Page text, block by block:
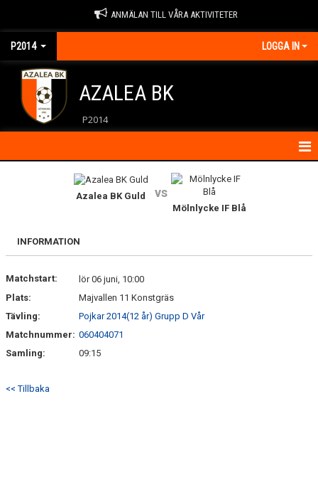
ANMÄLAN TILL VÅRA AKTIVITETER
P2014 LOGGA IN
AZALEA BK
P2014
KONTAKT
NYHETER
Azalea BK Guld vs
Mölnlycke IF Blå
INFORMATION
Matchstart:
lör 06 juni, 10:00
Plats:
Majvallen 11 Konstgräs
Tävling:
Pojkar 2014(12 år) Grupp D Vår
Matchnummer: 060404071
Samling:
09:15
<< Tillbaka